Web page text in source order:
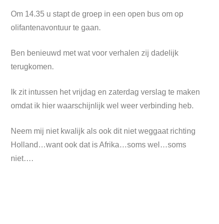
Om 14.35 u stapt de groep in een open bus om op
olifantenavontuur te gaan.
Ben benieuwd met wat voor verhalen zij dadelijk
terugkomen.
Ik zit intussen het vrijdag en zaterdag verslag te maken
omdat ik hier waarschijnlijk wel weer verbinding heb.
Neem mij niet kwalijk als ook dit niet weggaat richting
Holland…want ook dat is Afrika…soms wel…soms
niet….